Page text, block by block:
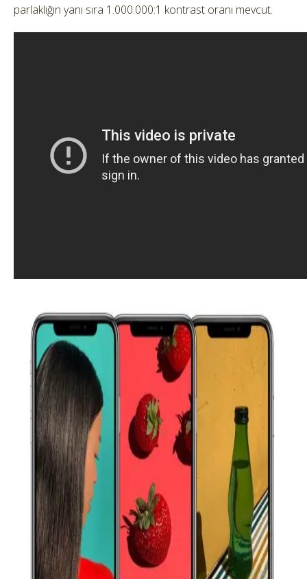
parlaklığın yanı sıra 1.000.000:1 kontrast oranı mevcut.